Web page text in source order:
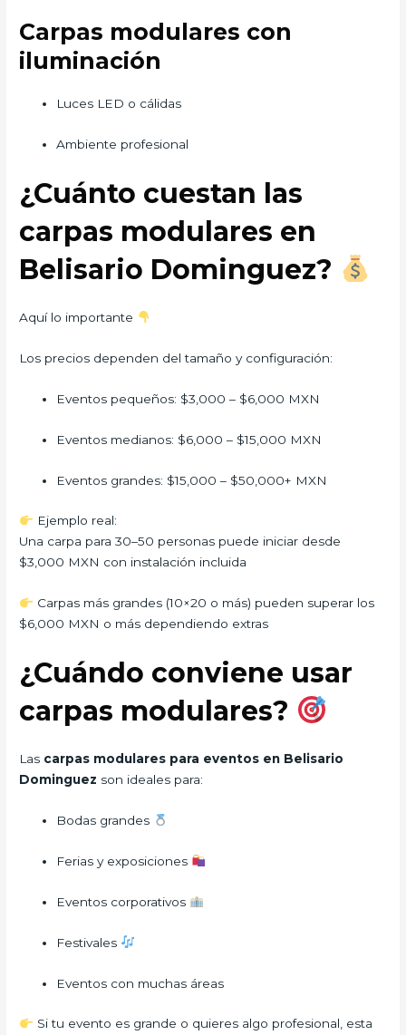
Carpas modulares con
iluminación
Luces LED o cálidas
Ambiente profesional
¿Cuánto cuestan las
carpas modulares en
Belisario Dominguez?
Aquí lo importante
Los precios dependen del tamaño y configuración:
Eventos pequeños: $3,000 – $6,000 MXN
Eventos medianos: $6,000 – $15,000 MXN
Eventos grandes: $15,000 – $50,000+ MXN
Ejemplo real:
Una carpa para 30–50 personas puede iniciar desde
$3,000 MXN con instalación incluida
Carpas más grandes (10×20 o más) pueden superar los
$6,000 MXN o más dependiendo extras
¿Cuándo conviene usar
carpas modulares?
Las carpas modulares para eventos en Belisario
Dominguez son ideales para:
Bodas grandes
Ferias y exposiciones
Eventos corporativos
Festivales
Eventos con muchas áreas
Si tu evento es grande o quieres algo profesional, esta